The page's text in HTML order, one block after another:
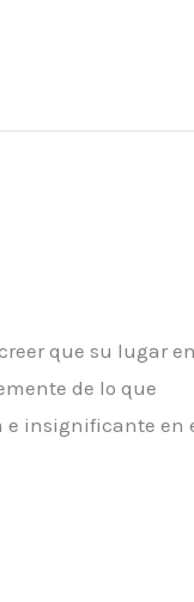
que su lugar
de lo que
e insignificante en